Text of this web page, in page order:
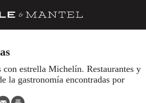
con estrella Michelín. Restaurantes y
la gastronomía encontradas por